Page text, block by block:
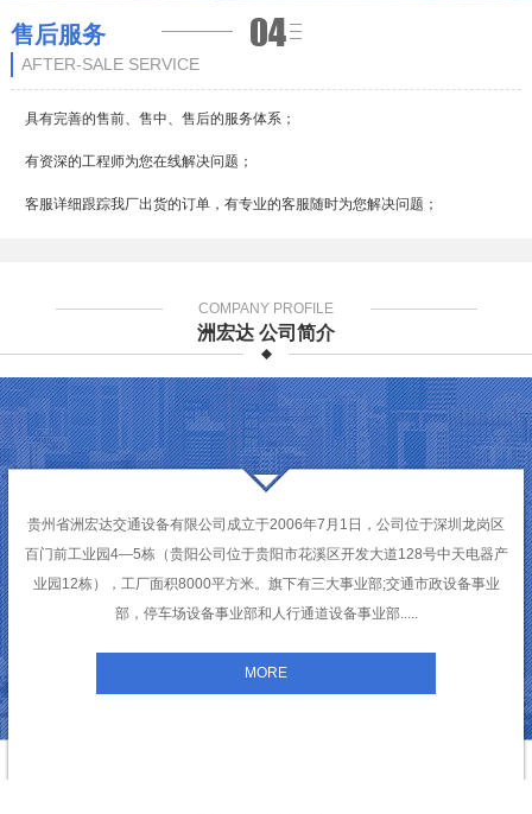
售后服务
AFTER-SALE SERVICE
具有完善的售前、售中、售后的服务体系；
有资深的工程师为您在线解决问题；
客服详细跟踪我厂出货的订单，有专业的客服随时为您解决问题；
COMPANY PROFILE
洲宏达 公司简介
贵州省洲宏达交通设备有限公司成立于2006年7月1日，公司位于深圳龙岗区
百门前工业园4—5栋（贵阳公司位于贵阳市花溪区开发大道128号中天电器产
业园12栋），工厂面积8000平方米。旗下有三大事业部;交通市政设备事业
部，停车场设备事业部和人行通道设备事业部.....
MORE